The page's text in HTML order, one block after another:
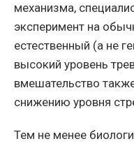
механизма,
эксперимент на
естественный (а не
высокий уровень
вмешательство
снижению уровня
Тем не менее